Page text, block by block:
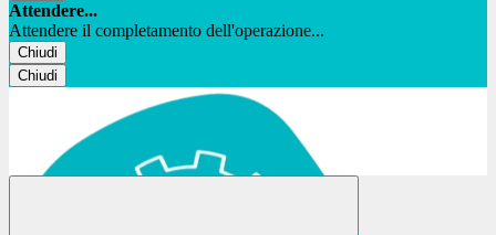
Attendere...
Attendere il completamento dell'operazione...
Chiudi
Chiudi